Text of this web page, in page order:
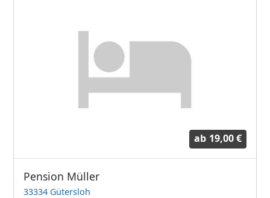
ab 19,00 €
Pension Müller
33334 Gütersloh